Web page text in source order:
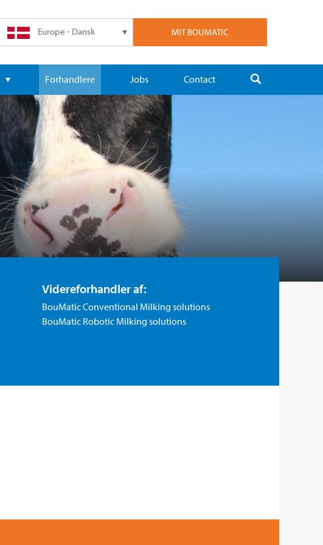
MIT BOUMATIC
Europe - Dansk
Forhandlere Jobs Contact
Videreforhandler af:
BouMatic Conventional Milking solutions
BouMatic Robotic Milking solutions